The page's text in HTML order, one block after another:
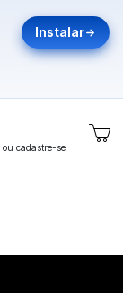
Instalar
ou cadastre-se